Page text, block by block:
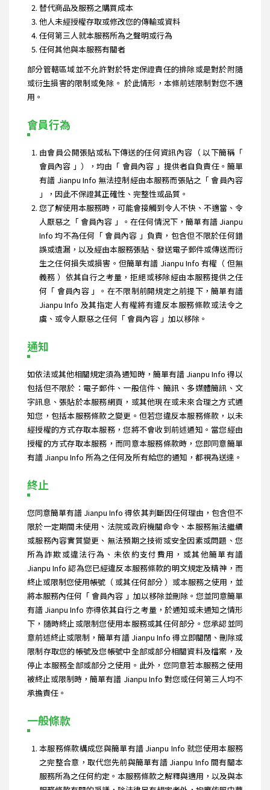
替代商品及服務之購買成本
他人未經授權存取或修改您的傳輸或資料
任何第三人就本服務所為之聲明或行為
任何其他與本服務有關者
部分管轄區域並不允許對於特定保證責任的排除或是對於附隨
或衍生損害的限制或免除。 於此情形，本條前述限制對您不適
用。
會員行為
由會員公開張貼或私下傳送的任何資訊內容（ 以下簡稱「
會員內容 」），均由「 會員內容 」提供者自負責任。簡單
有譜 Jianpu Info 無法控制經由本服務而張貼之「 會員內容
」，因此不保證其正確性、完整性或品質。
您了解使用本服務時，可能會接觸到令人不快、不適當、令
人厭惡之「 會員內容 」。在任何情況下，簡單有譜 Jianpu
Info 均不為任何「 會員內容 」負責，包含但不限於任何錯
誤或遺漏，以及經由本服務張貼、發送電子郵件或傳送而衍
生之任何損失或損害。但簡單有譜 Jianpu Info 有權（ 但無
義務 ）依其自行之考量，拒絕或移除經由本服務提供之任
何「 會員內容 」。在不限制前開規定之前提下，簡單有譜
Jianpu Info 及其指定人有權將有違反本服務條款或法令之
虞、或令人厭惡之任何「 會員內容 」加以移除。
通知
如依法或其他相關規定須為通知時，簡單有譜 Jianpu Info 得以
包括但不限於：電子郵件、一般信件、簡訊、多媒體簡訊、文
字訊息、張貼於本服務網頁，或其他現在或未來合理之方式通
知您，包括本服務條款之變更。但若您違反本服務條款，以未
經授權的方式存取本服務，您將不會收到前述通知。當您經由
授權的方式存取本服務，而同意本服務條款時，您即同意簡單
有譜 Jianpu Info 所為之任何及所有給您的通知，都視為送達。
終止
您同意簡單有譜 Jianpu Info 得依其判斷因任何理由，包含但不
限於一定期間未使用、法院或政府機關命令、本服務無法繼續
或服務內容實質變更、無法預期之技術或安全因素或問題、您
所為詐欺或違法行為、未依約支付費用，或其他簡單有譜
Jianpu Info 認為您已經違反本服務條款的明文規定及精神，而
終止或限制您使用帳號（ 或其任何部分 ）或本服務之使用，並
將本服務內任何「 會員內容 」加以移除並刪除。您並同意簡單
有譜 Jianpu Info 亦得依其自行之考量，於通知或未通知之情形
下，隨時終止或限制您使用本服務或其任何部分。您承認並同
意前述終止或限制，簡單有譜 Jianpu Info 得立即關閉、刪除或
限制存取您的帳號及您帳號中全部或部分相關資料及檔案，及
停止本服務全部或部分之使用。此外，您同意若本服務之使用
被終止或限制時，簡單有譜 Jianpu Info 對您或任何第三人均不
承擔責任。
一般條款
本服務條款構成您與簡單有譜 Jianpu Info 就您使用本服務
之完整合意，取代您先前與簡單有譜 Jianpu Info 間有關本
服務所為之任何約定。本服務條款之解釋與適用，以及與本